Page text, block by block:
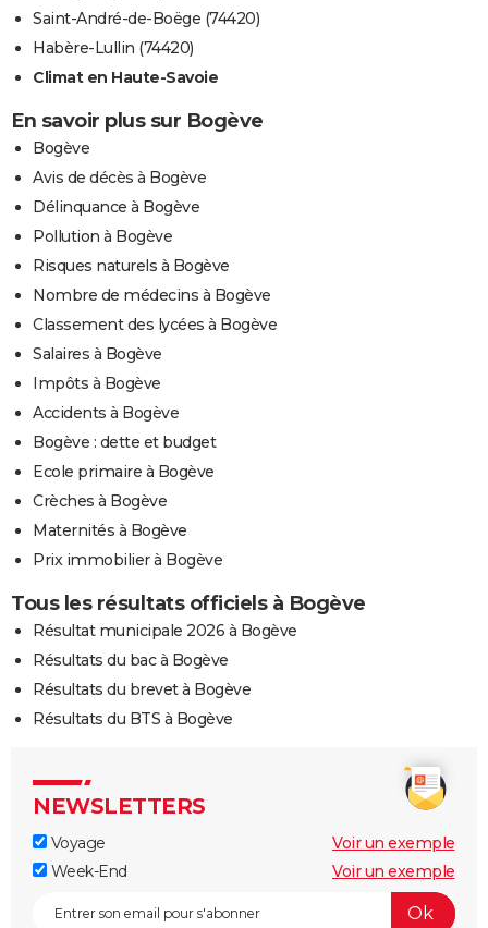
Saint-André-de-Boëge (74420)
Habère-Lullin (74420)
Climat en Haute-Savoie
En savoir plus sur Bogève
Bogève
Avis de décès à Bogève
Délinquance à Bogève
Pollution à Bogève
Risques naturels à Bogève
Nombre de médecins à Bogève
Classement des lycées à Bogève
Salaires à Bogève
Impôts à Bogève
Accidents à Bogève
Bogève : dette et budget
Ecole primaire à Bogève
Crèches à Bogève
Maternités à Bogève
Prix immobilier à Bogève
Tous les résultats officiels à Bogève
Résultat municipale 2026 à Bogève
Résultats du bac à Bogève
Résultats du brevet à Bogève
Résultats du BTS à Bogève
NEWSLETTERS
Voyage
Voir un exemple
Week-End
Voir un exemple